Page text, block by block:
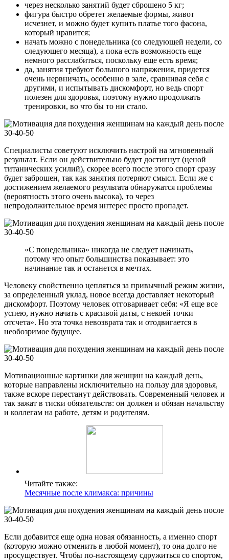
через несколько занятий будет сброшено 5 кг;
фигура быстро обретет желаемые формы, живот
исчезнет, и можно будет купить платье того фасона,
который нравится;
начать можно с понедельника (со следующей недели, со
следующего месяца), а пока есть возможность еще
немного расслабиться, поскольку еще есть время;
да, занятия требуют большого напряжения, придется
очень нервничать, особенно в зале, сравнивая себя с
другими, и испытывать дискомфорт, но ведь спорт
полезен для здоровья, поэтому нужно продолжать
тренировки, во что бы то ни стало.
Специалисты советуют исключить настрой на мгновенный
результат. Если он действительно будет достигнут (ценой
титанических усилий), скорее всего после этого спорт сразу
будет заброшен, так как занятия потеряют смысл. Если же с
достижением желаемого результата обнаружатся проблемы
(вероятность этого очень высока), то через
непродолжительное время интерес просто пропадет.
«С понедельника» никогда не следует начинать,
потому что опыт большинства показывает: это
начинание так и останется в мечтах.
Человеку свойственно цепляться за привычный режим жизни,
за определенный уклад, новое всегда доставляет некоторый
дискомфорт. Поэтому человек отговаривает себя: «Я еще все
успею, нужно начать с красивой даты, с некоей точки
отсчета». Но эта точка невозврата так и отодвигается в
необозримое будущее.
Мотивационные картинки для женщин на каждый день,
которые направлены исключительно на пользу для здоровья,
также вскоре перестанут действовать. Современный человек и
так зажат в тиски обязательств: он должен и обязан начальству
и коллегам на работе, детям и родителям.
Читайте также:
Месячные после климакса: причины
Если добавится еще одна новая обязанность, а именно спорт
(которую можно отменить в любой момент), то она долго не
просуществует. Чтобы по-настоящему сдружиться со спортом,